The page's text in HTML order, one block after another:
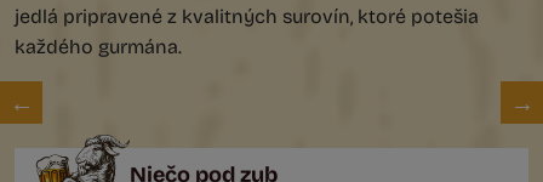
jedlá pripravené z kvalitných surovín, ktoré potešia
každého gurmána.
Niečo pod zub